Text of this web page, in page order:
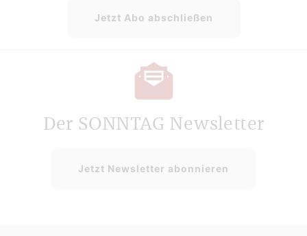
Jetzt Abo abschließen
Der SONNTAG Newsletter
Jetzt Newsletter abonnieren